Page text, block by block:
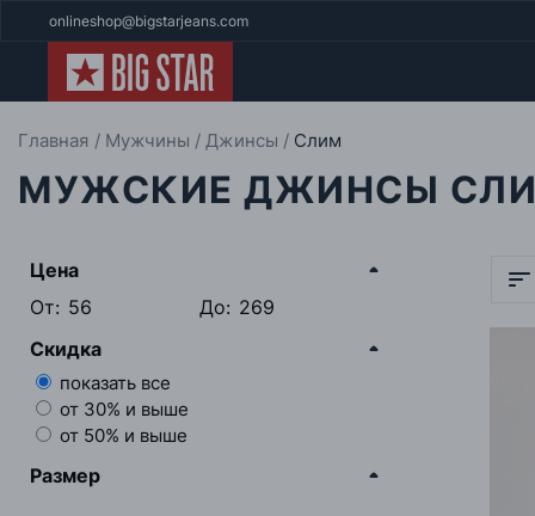
onlineshop@bigstarjeans.com
Главная Мужчины Джинсы Слим
МУЖСКИЕ ДЖИНСЫ
Цена
От:
До:
Скидка
показать все
от 30% и выше
от 50% и выше
Размер